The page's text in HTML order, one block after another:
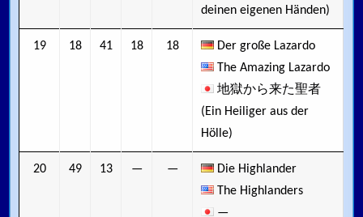
deinen eigenen Händen)
19 18 41 18 18
Der große Lazardo
The Amazing Lazardo
地獄から来た聖者
(Ein Heiliger aus der
Hölle)
20 49 13 — —
Die Highlander
The Highlanders
—